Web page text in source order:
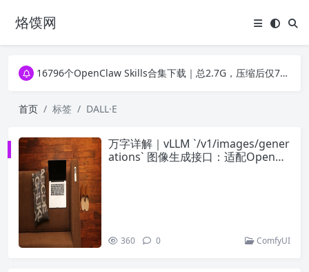
烙馍网
16796个OpenClaw Skills合集下载｜总2.7G，压缩后仅738M，覆盖全场景技能
16796个OpenClaw Skills合集下载｜总2.7G，压缩后仅738M，覆盖全场景技能
首页
标签 DALL·E
万字详解｜vLLM `/v1/images/gener
ations` 图像生成接口：适配OpenAI
360 0 ComfyUI